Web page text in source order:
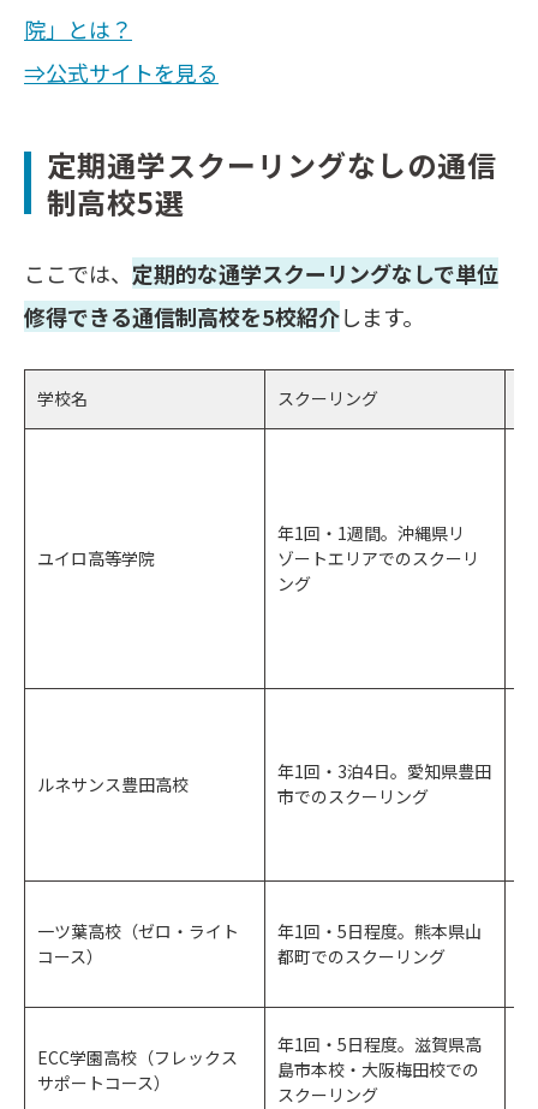
院」とは？
⇒公式サイトを見る
定期通学スクーリングなしの通信
制高校5選
ここでは、 定期的な通学スクーリングなしで単位
修得できる通信制高校を5校紹介します。
学校名 スクーリング
ユイロ高等学院
年1回・1週間。沖縄県リ
ゾートエリアでのスクーリ
ング
ルネサンス豊田高校
年1回・3泊4日。愛知県豊田
市でのスクーリング
一ツ葉高校（ゼロ・ライト
コース）
年1回・5日程度。熊本県山
都町でのスクーリング
ECC学園高校（フレックス
サポートコース）
年1回・5日程度。滋賀県高
島市本校・大阪梅田校での
スクーリング